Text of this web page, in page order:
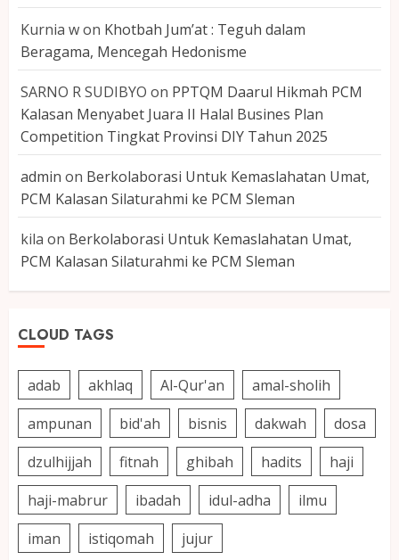
Kurnia won Khotbah Jum’at : Teguh dalam
Beragama, Mencegah Hedonisme
SARNO R SUDIBYO on PPTQM Daarul Hikmah PCM
Kalasan Menyabet Juara II Halal Busines Plan
Competition Tingkat Provinsi DIY Tahun 2025
admin on Berkolaborasi Untuk Kemaslahatan Umat,
PCM Kalasan Silaturahmi ke PCM Sleman
kila on Berkolaborasi Untuk Kemaslahatan Umat,
PCM Kalasan Silaturahmi ke PCM Sleman
CLOUD TAGS
adab akhlaq Al-Qur'an
amal-sholih
ampunan
bid'ah bisnis dakwah
dosa
dzulhijjah
fitnah ghibah hadits
haji
haji-mabrur
ibadah idul-adha
ilmu
iman
istiqomah
jujur